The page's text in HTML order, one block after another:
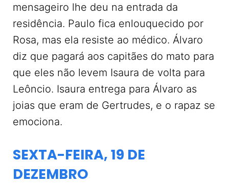
mensageiro lhe deu na entrada da
residência. Paulo fica enlouquecido por
Rosa, mas ela resiste ao médico. Álvaro
diz que pagará aos capitães do mato para
que eles não levem Isaura de volta para
Leôncio. Isaura entrega para Álvaro as
joias que eram de Gertrudes, e o rapaz se
emociona.
SEXTA-FEIRA, 19 DE
DEZEMBRO